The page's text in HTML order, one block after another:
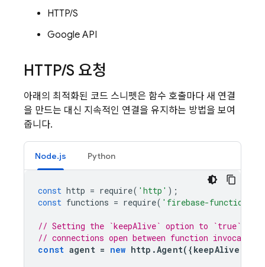
HTTP/S
Google API
HTTP/S 요청
아래의 최적화된 코드 스니펫은 함수 호출마다 새 연결
을 만드는 대신 지속적인 연결을 유지하는 방법을 보여
줍니다.
Node.js Python
const http = require( 'http' );
const functions = require( 'firebase-functions'
// Setting the `keepAlive` option to `true`
// connections open between function invocations
const agent = new http .Agent({ keepAlive